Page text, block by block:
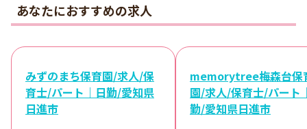
あなたにおすすめの求人
みずのまち保育園/求人/保
育士/パート｜日勤/愛知県
日進市
memorytree梅森台保
園/求人/保育士/パート
勤/愛知県日進市